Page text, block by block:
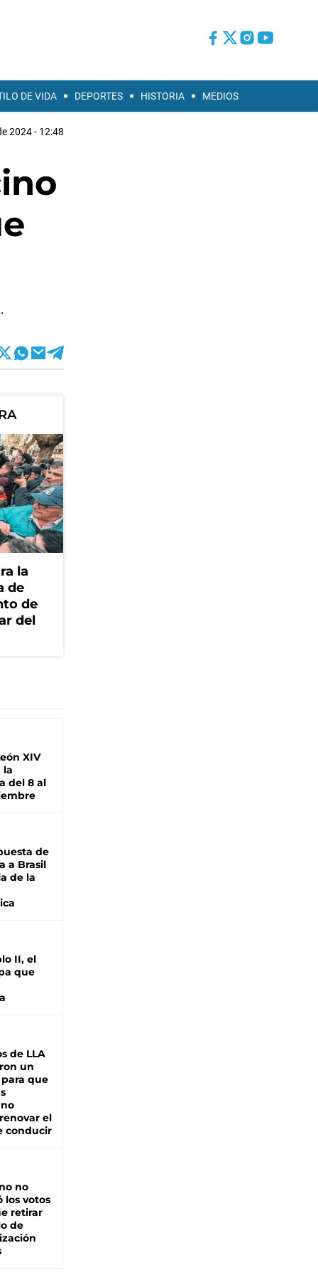
DE VIDA DEPORTES HISTORIA MEDIOS
2024 - 12:48
la
de
de
del
XIV
la
del 8 al
de
a Brasil
de la
II, el
que
de LLA
un
que
el
conducir
no
los votos
retirar
de